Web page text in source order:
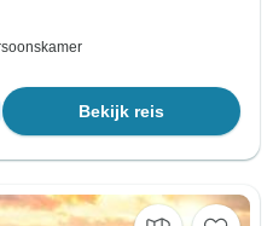
Bekijk reis